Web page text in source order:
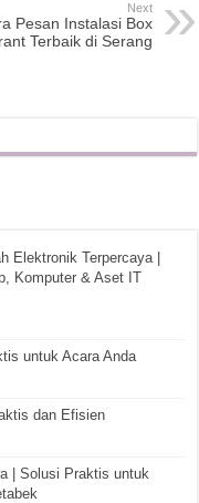
Next
Pesan Instalasi Box
Terbaik di Serang
Elektronik Terpercaya |
Komputer & Aset IT
untuk Acara Anda
dan Efisien
| Solusi Praktis untuk